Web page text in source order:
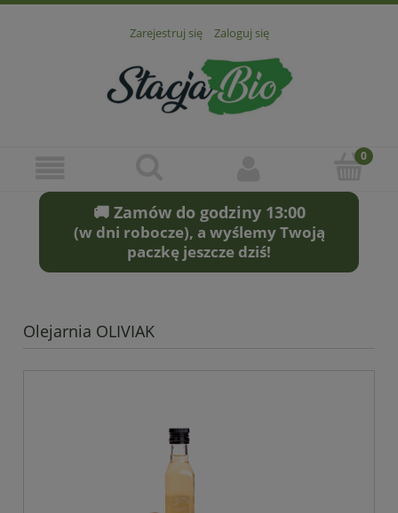
Zarejestruj się Zaloguj się
🚚 Zamów do godziny 13:00
(w dni robocze), a wyślemy Twoją
paczkę jeszcze dziś!
Olejarnia OLIVIAK